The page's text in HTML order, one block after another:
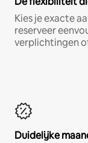
Kies je exacte
reserveer
verplichtingen
Duidelijke